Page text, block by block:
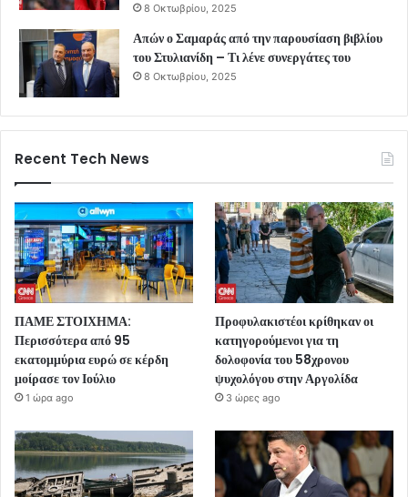
8 Οκτωβρίου, 2025
Απών ο Σαμαράς από την παρουσίαση βιβλίου
του Στυλιανίδη – Τι λένε συνεργάτες του
8 Οκτωβρίου, 2025
Recent Tech News
ΠΑΜΕ ΣΤΟΙΧΗΜΑ:
Περισσότερα από 95
εκατομμύρια ευρώ σε κέρδη
μοίρασε τον Ιούλιο
1 ώρα ago
Προφυλακιστέοι κρίθηκαν οι
κατηγορούμενοι για τη
δολοφονία του 58χρονου
ψυχολόγου στην Αργολίδα
3 ώρες ago